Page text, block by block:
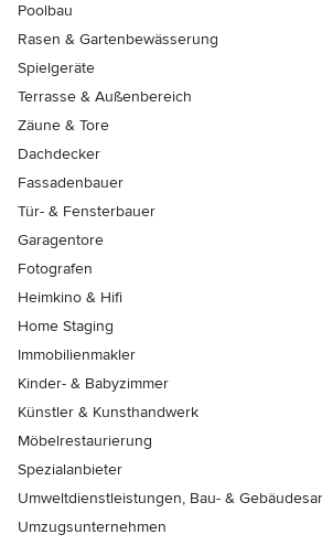
Poolbau
Rasen & Gartenbewässerung
Spielgeräte
Terrasse & Außenbereich
Zäune & Tore
Dachdecker
Fassadenbauer
Tür- & Fensterbauer
Garagentore
Fotografen
Heimkino & Hifi
Home Staging
Immobilienmakler
Kinder- & Babyzimmer
Künstler & Kunsthandwerk
Möbelrestaurierung
Spezialanbieter
Umweltdienstleistungen, Bau- &
Umzugsunternehmen